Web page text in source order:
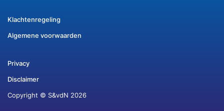
Klachtenregeling
Algemene voorwaarden
Privacy
Disclaimer
Copyright © S&vdN 2026